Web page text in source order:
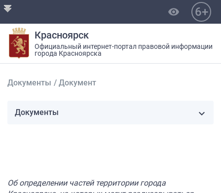
visibility 6+
Красноярск
Официальный интернет-портал правовой информации
города Красноярска
Документы / Документ
Об определении частей территории города
Документы